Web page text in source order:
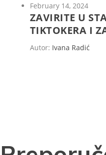
February 14, 2024
ZAVIRITE U
TIKTOKERA I
Autor: Ivana Radić